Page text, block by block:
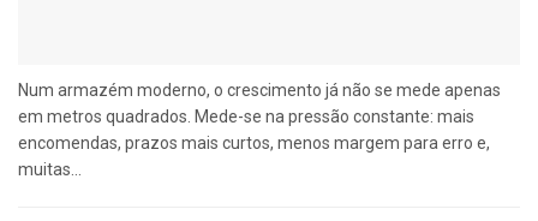
Num armazém moderno, o crescimento já não se mede apenas
em metros quadrados. Mede-se na pressão constante: mais
encomendas, prazos mais curtos, menos margem para erro e,
muitas...